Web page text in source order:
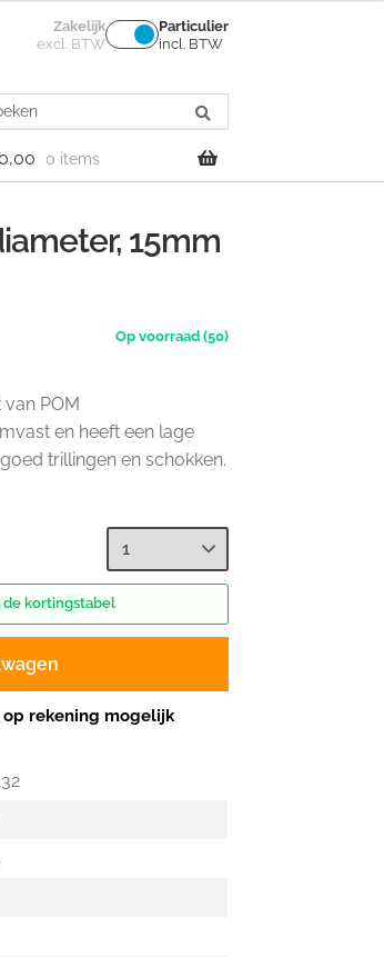
Zakelijk
excl. BTW
Particulier
incl. BTW
0,00 0 items
15mm
(50)
POM
en heeft een lage
trillingen en schokken.
de kortingstabel
rekening mogelijk